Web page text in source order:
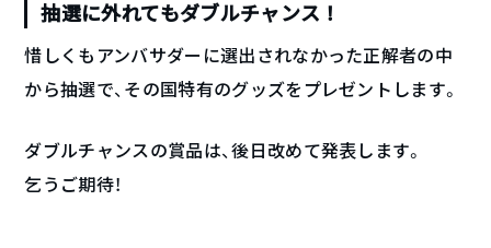
抽選に外れてもダブルチャンス！
惜しくもアンバサダーに選出されなかった正解者の中
から抽選で、その国特有のグッズをプレゼントします。
ダブルチャンスの賞品は、後日改めて発表します。
乞うご期待！